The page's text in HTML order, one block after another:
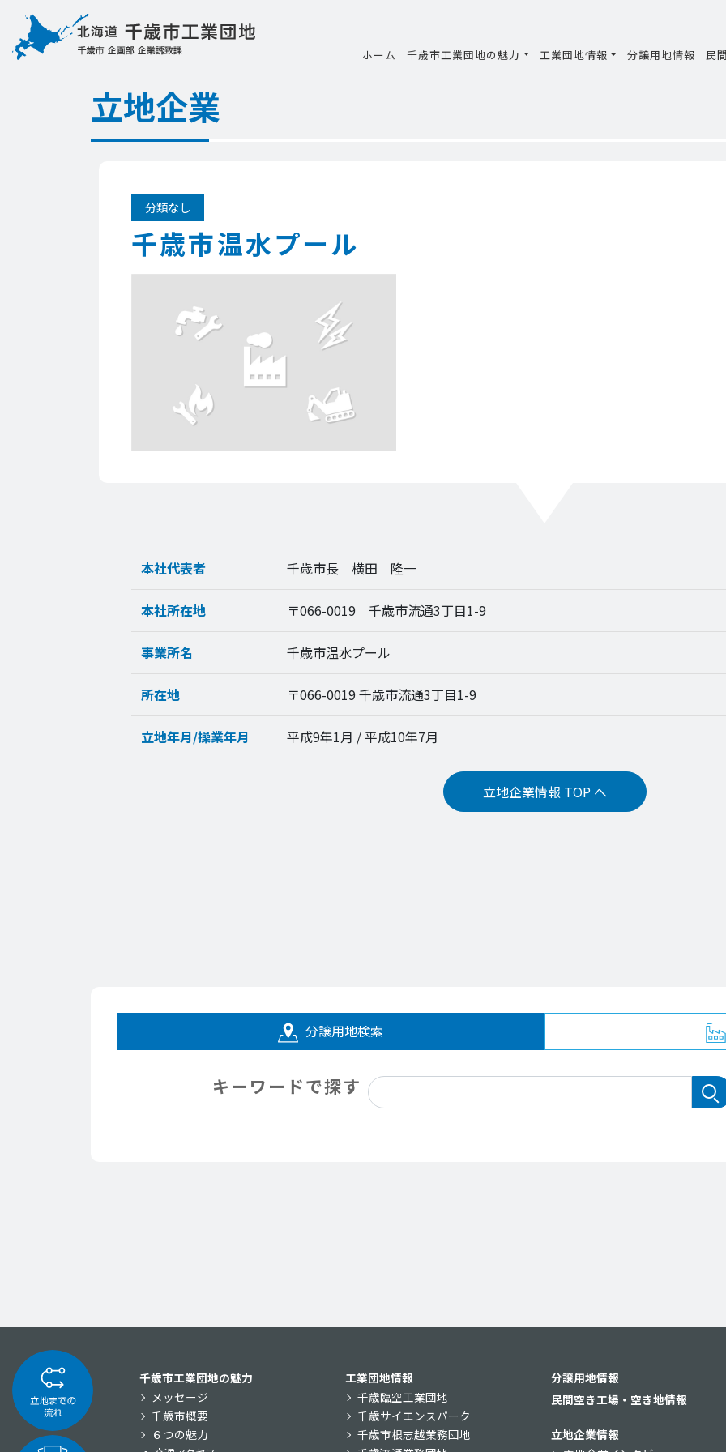
ホーム 千歳市工業団地の魅力 工業団地情報 分譲用地情報 民
立地企業
分類なし
千歳市温水プール
本社代表者 千歳市長 横田 隆一
本社所在地 〒066-0019 千歳市流通3丁目1-9
事業所名 千歳市温水プール
所在地 〒066-0019 千歳市流通3丁目1-9
立地年月/操業年月 平成9年1月 / 平成10年7月
立地企業情報 TOP へ
分譲用地検索
キーワードで探す
千歳市工業団地の魅力
メッセージ
千歳市概要
６つの魅力
工業団地情報
千歳臨空工業団地
千歳サイエンスパーク
千歳市根志越業務団地
分譲用地情報
民間空き工場・空き地情報
立地企業情報